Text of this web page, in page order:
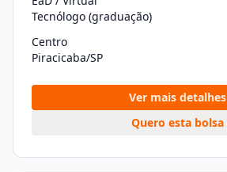
Tecnólogo (graduação)
Centro
Piracicaba/SP
Ver mais detalhes
Quero esta bolsa